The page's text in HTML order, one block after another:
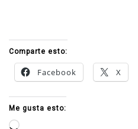
Comparte esto:
Facebook X
Me gusta esto:
Cargando...